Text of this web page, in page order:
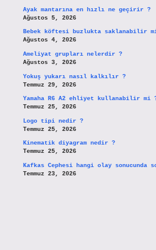
Ayak mantarına en hızlı ne geçirir ?
Ağustos 5, 2026
Bebek köftesi buzlukta saklanabilir
Ağustos 4, 2026
Ameliyat grupları nelerdir ?
Ağustos 3, 2026
Yokuş yukarı nasıl kalkılır ?
Temmuz 29, 2026
Yamaha R6 A2 ehliyet kullanabilir mi
Temmuz 25, 2026
Logo tipi nedir ?
Temmuz 25, 2026
Kinematik diyagram nedir ?
Temmuz 25, 2026
Kafkas Cephesi hangi olay sonucunda
Temmuz 23, 2026